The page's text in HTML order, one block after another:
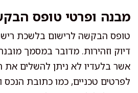
מבנה ופרטי טופס
טופס הבקשה לרישום בלשכת
דיוק וזהירות. מדובר במסמך
אשר בלעדיו לא ניתן להשלים את
לפרטים טכניים, כמו כתובת